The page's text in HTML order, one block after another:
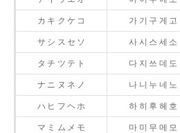
カ キ ク ケ コ 가 기 구 게 고
サ シ ス セ ソ 사 시 스 세 소
タ チ ツ テ ト 다 지 쓰 데 도
ナ ニ ヌ ネ ノ 나 니 누 네 노
ハ ヒ フ ヘ ホ 하 히 후 헤 호
マ ミ ム メ モ 마 미 무 메 모